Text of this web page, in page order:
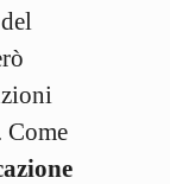
Come